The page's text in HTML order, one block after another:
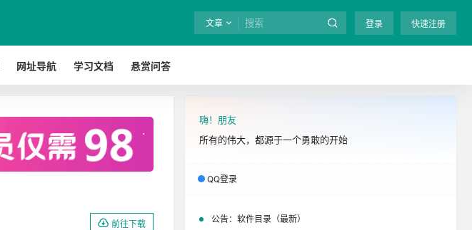
文章 登录 快速注册
网址导航 学习文档 悬赏问答
. 全站终身免费下载！ 立即开通
前往下载
嗨！朋友
所有的伟大，都源于一个勇敢的开始
QQ登录
公告： 软件目录（最新）